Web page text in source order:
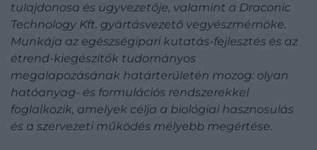
tulajdonosa és ügyvezetője, valamint a Draconic
Technology Kft. gyártásvezető vegyészmérnöke.
Munkája az egészségipari kutatás-fejlesztés és az
étrend-kiegészítők tudományos
megalapozásának határterületén mozog: olyan
hatóanyag- és formulációs rendszerekkel
foglalkozik, amelyek célja a biológiai hasznosulás
és a szervezeti működés mélyebb megértése.